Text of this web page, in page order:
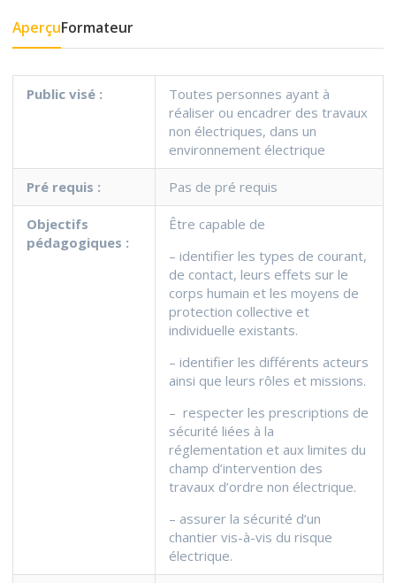
AperçuFormateur
Public visé :
Toutes personnes ayant à
réaliser ou encadrer des travaux
non électriques, dans un
environnement électrique
Pré requis : Pas de pré requis
Objectifs
pédagogiques :
Être capable de
– identifier les types de courant,
de contact, leurs effets sur le
corps humain et les moyens de
protection collective et
individuelle existants.
– identifier les différents acteurs
ainsi que leurs rôles et missions.
– respecter les prescriptions de
sécurité liées à la
réglementation et aux limites du
champ d’intervention des
travaux d’ordre non électrique.
– assurer la sécurité d’un
chantier vis-à-vis du risque
électrique.